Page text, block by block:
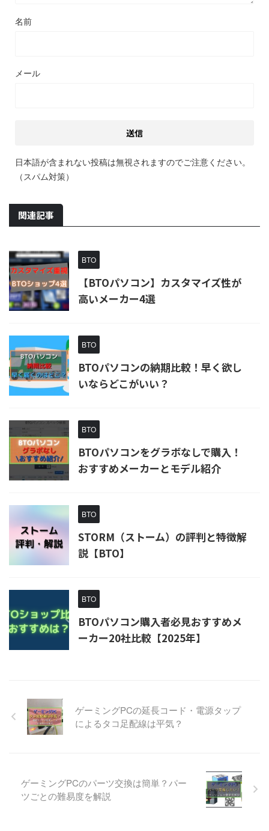
名前
メール
日本語が含まれない投稿は無視されますのでご注意ください。
（スパム対策）
関連記事
BTO
【BTOパソコン】カスタマイズ性が
高いメーカー4選
BTO
BTOパソコンの納期比較！早く欲し
いならどこがいい？
BTO
BTOパソコンをグラボなしで購入！
おすすめメーカーとモデル紹介
BTO
STORM（ストーム）の評判と特徴解
説【BTO】
BTO
BTOパソコン購入者必見おすすめメ
ーカー20社比較【2025年】
ゲーミングPCの延長コード・電源タップ
によるタコ足配線は平気？
ゲーミングPCのパーツ交換は簡単？パー
ツごとの難易度を解説